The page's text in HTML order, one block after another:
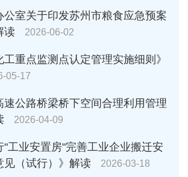
公室关于印发苏州市粮食应急预案
读
2026-06-02
工重点监测点认定管理实施细则》
05-17
速公路桥梁桥下空间合理利用管理
2026-04-09
"工业安置房"完善工业企业搬迁安
见（试行）》解读
2026-03-18